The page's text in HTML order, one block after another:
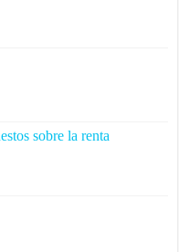
sobre la renta